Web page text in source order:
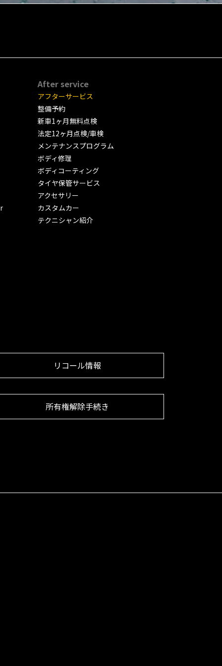
After service
アフターサービス
整備予約
新車1ヶ月無料点検
法定12ヶ月点検/車検
メンテナンスプログラム
ボディ修理
ボディコーティング
タイヤ保管サービス
アクセサリー
カスタムカー
テクニシャン紹介
リコール情報
所有権解除手続き